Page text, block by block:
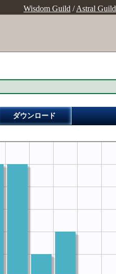
Wisdom Guild /Astral Guild
ダウンロード